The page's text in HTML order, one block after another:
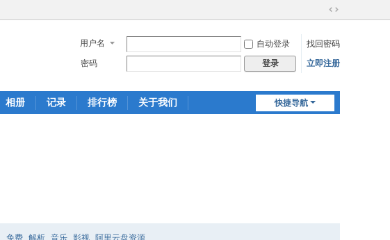
切
到
宽
用户名 自动登录
找回密码
密码
登录 立即注册
快捷导航
相册 记录 排行榜 关于我们
免费 解析 音乐 影视 阿里云盘资源